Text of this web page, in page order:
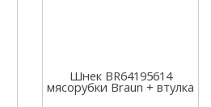
Шнек BR64195614
мясорубки Braun + втулка